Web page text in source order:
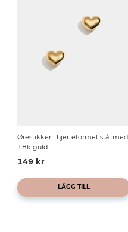
Ørestikker i hjerteformet stål med
18k guld
149 kr
LÄGG TILL